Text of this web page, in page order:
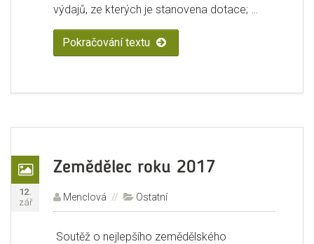
výdajů, ze kterých je stanovena dotace; …
Pokračování textu „Zpřesnění Pravidel, kterými
Zemědělec roku 2017
Formát:
Galerie
Publikováno:
12.
zář
Autor:
Menclová Rubriky:
Ostatní
Soutěž o nejlepšího zemědělského